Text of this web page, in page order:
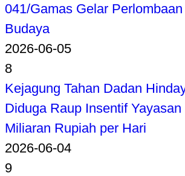
041/Gamas Gelar
Budaya
2026-06-05
8
Kejagung Tahan Dadan
Diduga Raup Insentif
Miliaran Rupiah per Hari
2026-06-04
9